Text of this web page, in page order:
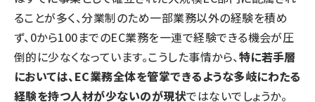
ることが多く、分業制のため一部業務以外の経験を積め
ず、0から100までのEC業務を一連で経験できる機会が圧
倒的に少なくなっています。こうした事情から、特に若手層
においては、EC業務全体を管掌できるような多岐にわたる
経験を持つ人材が少ないのが現状ではないでしょうか。